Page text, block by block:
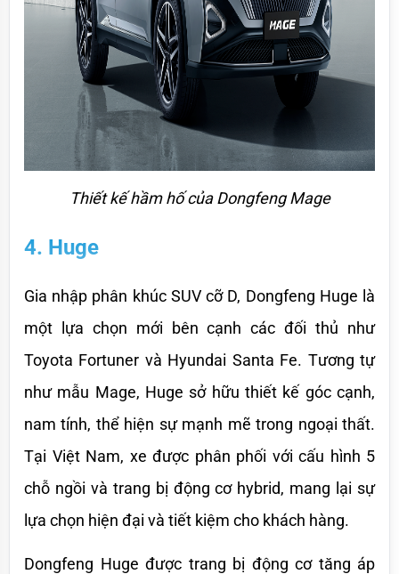
Thiết kế hầm hố của Dongfeng Mage
4. Huge
Gia nhập phân khúc SUV cỡ D, Dongfeng Huge là
một lựa chọn mới bên cạnh các đối thủ như
Toyota Fortuner và Hyundai Santa Fe. Tương tự
như mẫu Mage, Huge sở hữu thiết kế góc cạnh,
nam tính, thể hiện sự mạnh mẽ trong ngoại thất.
Tại Việt Nam, xe được phân phối với cấu hình 5
chỗ ngồi và trang bị động cơ hybrid, mang lại sự
lựa chọn hiện đại và tiết kiệm cho khách hàng.
Dongfeng Huge được trang bị động cơ tăng áp